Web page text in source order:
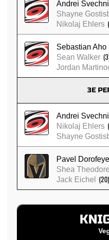
Andrei
Shayne
Nikolaj Ehlers
Sebastian Aho
Sean Walker
Jordan
3E
Andrei
Nikolaj Ehlers
Shayne
Pavel
Shea Theodore
Jack Eichel (20)